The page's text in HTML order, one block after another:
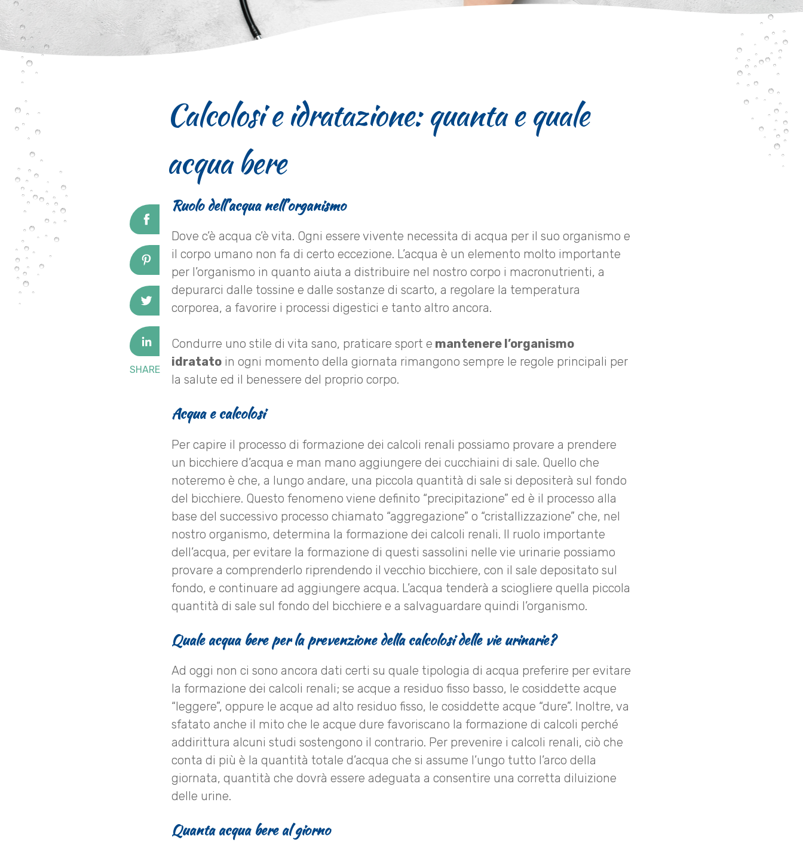
Calcolosi e idratazione: quanta e quale
acqua bere
SHARE
Ruolo dell’acqua nell’organismo
Dove c’è acqua c’è vita. Ogni essere vivente necessita di acqua per il suo organismo e
il corpo umano non fa di certo eccezione. L’acqua è un elemento molto importante
per l’organismo in quanto aiuta a distribuire nel nostro corpo i macronutrienti, a
depurarci dalle tossine e dalle sostanze di scarto, a regolare la temperatura
corporea, a favorire i processi digestici e tanto altro ancora.
Condurre uno stile di vita sano, praticare sport e mantenere l’organismo
idratato in ogni momento della giornata rimangono sempre le regole principali per
la salute ed il benessere del proprio corpo.
Acqua e calcolosi
Per capire il processo di formazione dei calcoli renali possiamo provare a prendere
un bicchiere d’acqua e man mano aggiungere dei cucchiaini di sale. Quello che
noteremo è che, a lungo andare, una piccola quantità di sale si depositerà sul fondo
del bicchiere. Questo fenomeno viene definito “precipitazione” ed è il processo alla
base del successivo processo chiamato “aggregazione” o “cristallizzazione” che, nel
nostro organismo, determina la formazione dei calcoli renali. Il ruolo importante
dell’acqua, per evitare la formazione di questi sassolini nelle vie urinarie possiamo
provare a comprenderlo riprendendo il vecchio bicchiere, con il sale depositato sul
fondo, e continuare ad aggiungere acqua. L’acqua tenderà a sciogliere quella piccola
quantità di sale sul fondo del bicchiere e a salvaguardare quindi l’organismo.
Quale acqua bere per la prevenzione della calcolosi delle vie urinarie?
Ad oggi non ci sono ancora dati certi su quale tipologia di acqua preferire per evitare
la formazione dei calcoli renali; se acque a residuo fisso basso, le cosiddette acque
“leggere”, oppure le acque ad alto residuo fisso, le cosiddette acque “dure”. Inoltre, va
sfatato anche il mito che le acque dure favoriscano la formazione di calcoli perché
addirittura alcuni studi sostengono il contrario. Per prevenire i calcoli renali, ciò che
conta di più è la quantità totale d’acqua che si assume l’ungo tutto l’arco della
giornata, quantità che dovrà essere adeguata a consentire una corretta diluizione
delle urine.
Quanta acqua bere al giorno